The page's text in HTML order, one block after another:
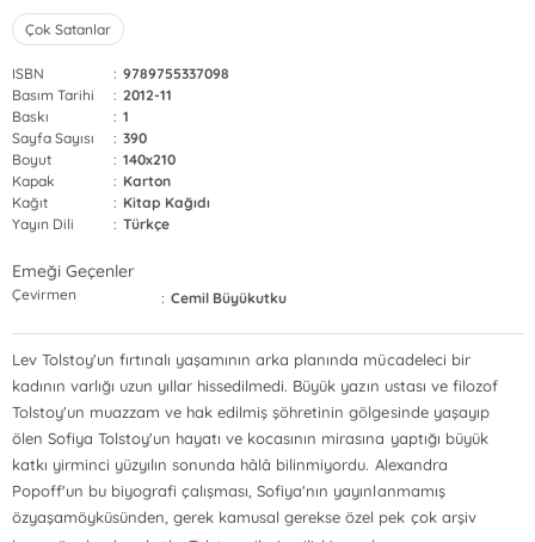
Çok Satanlar
ISBN : 9789755337098
Basım Tarihi
: 2012-11
Baskı
: 1
Sayfa Sayısı
: 390
Boyut
: 140x210
Kapak
: Karton
Kağıt
: Kitap Kağıdı
Yayın Dili
: Türkçe
Emeği Geçenler
Çevirmen : Cemil Büyükutku
Lev Tolstoy'un fırtınalı yaşamının arka planında mücadeleci bir
kadının varlığı uzun yıllar hissedilmedi. Büyük yazın ustası ve filozof
Tolstoy'un muazzam ve hak edilmiş şöhretinin gölgesinde yaşayıp
ölen Sofiya Tolstoy'un hayatı ve kocasının mirasına yaptığı büyük
katkı yirminci yüzyılın sonunda hâlâ bilinmiyordu. Alexandra
Popoff'un bu biyografi çalışması, Sofiya'nın yayınlanmamış
özyaşamöyküsünden, gerek kamusal gerekse özel pek çok arşiv